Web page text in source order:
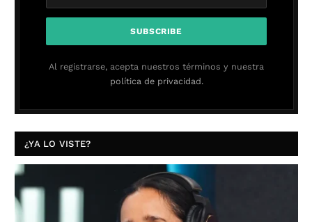
Al registrarse, acepta nuestros términos y nuestra
política de privacidad.
¿YA LO VISTE?